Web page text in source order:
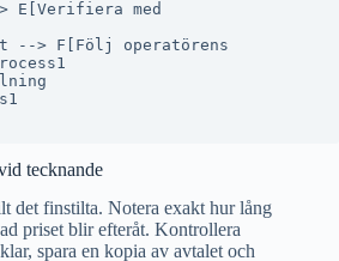
E[Verifiera med
--> F[Följ operatörens
tecknande
det finstilta. Notera exakt hur lång
priset blir efteråt. Kontrollera
spara en kopia av avtalet och